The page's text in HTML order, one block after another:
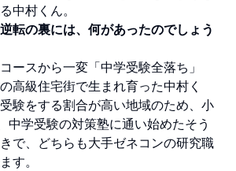
中村くん。
転の裏には、何があったのでしょう
ースから一変「中学受験全落ち」
高級住宅街で生まれ育った中村く
験をする割合が高い地域のため、小
中学受験の対策塾に通い始めたそう
で、どちらも大手ゼネコンの研究職
す。